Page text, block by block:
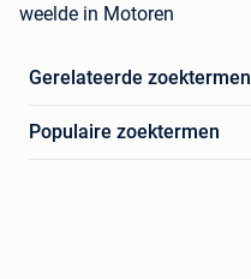
weelde in Motoren
Gerelateerde zoektermen
Populaire zoektermen